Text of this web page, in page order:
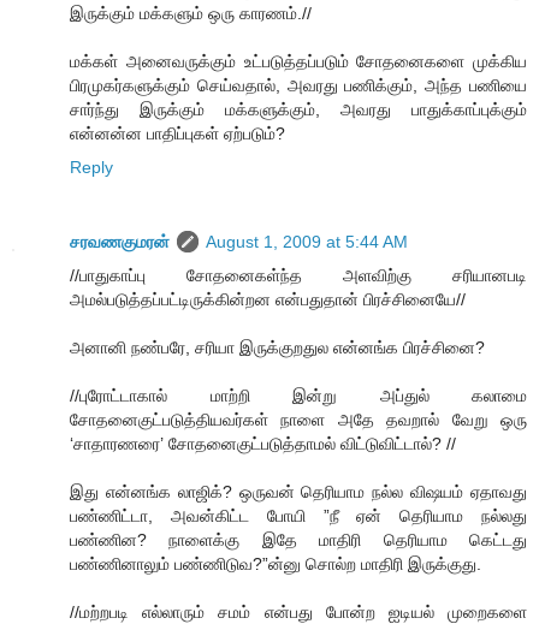
இருக்கும் மக்களும் ஒரு காரணம்.//
மக்கள் அனைவருக்கும் உட்படுத்தப்படும் சோதனைகளை முக்கிய
பிரமுகர்களுக்கும் செய்வதால், அவரது பணிக்கும், அந்த பணியை
சார்ந்து இருக்கும் மக்களுக்கும், அவரது பாதுக்காப்புக்கும்
என்னன்ன பாதிப்புகள் ஏற்படும்?
Reply
சரவணகுமரன்
August 1, 2009 at 5:44 AM
//பாதுகாப்பு சோதனைகள்ந்த அளவிற்கு சரியானபடி
அமல்படுத்தப்பட்டிருக்கின்றன என்பதுதான் பிரச்சினையே//
அனானி நண்பரே, சரியா இருக்குறதுல என்னங்க பிரச்சினை?
//புரோட்டாகால் மாற்றி இன்று அப்துல் கலாமை
சோதனைகுட்படுத்தியவர்கள் நாளை அதே தவறால் வேறு ஒரு
‘சாதாரணரை’ சோதனைகுட்படுத்தாமல் விட்டுவிட்டால்? //
இது என்னங்க லாஜிக்? ஒருவன் தெரியாம நல்ல விஷயம் ஏதாவது
பண்ணிட்டா, அவன்கிட்ட போயி ”நீ ஏன் தெரியாம நல்லது
பண்ணின? நாளைக்கு இதே மாதிரி தெரியாம கெட்டது
பண்ணினாலும் பண்ணிடுவ?”ன்னு சொல்ற மாதிரி இருக்குது.
//மற்றபடி எல்லாரும் சமம் என்பது போன்ற ஐடியல் முறைகளை